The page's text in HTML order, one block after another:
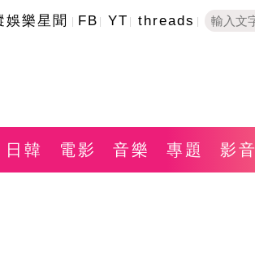
娛樂星聞 FB YT threads
日韓 電影 音樂 專題 影音